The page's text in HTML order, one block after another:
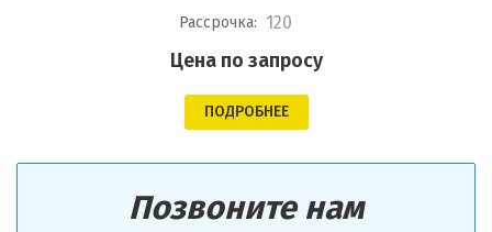
Рассрочка: 120
Цена по запросу
ПОДРОБНЕЕ
Позвоните нам